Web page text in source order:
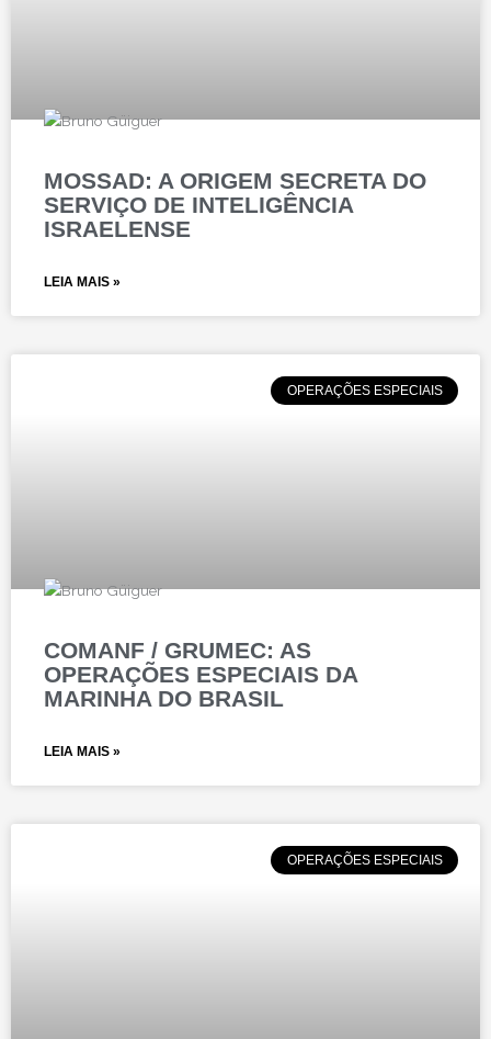
MOSSAD: A ORIGEM SECRETA DO
SERVIÇO DE INTELIGÊNCIA
ISRAELENSE
LEIA MAIS »
OPERAÇÕES ESPECIAIS
COMANF / GRUMEC: AS
OPERAÇÕES ESPECIAIS DA
MARINHA DO BRASIL
LEIA MAIS »
OPERAÇÕES ESPECIAIS